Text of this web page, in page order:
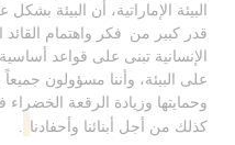
البيئة الإماراتية، أن البيئة
قدر كبير من فكر واهتمام
الإنسانية تبنى على قواعد
على البيئة، وأننا مسؤولون
وحمايتها وزيادة الرقعة
كذلك من أجل أبنائنا وأحفادنا .